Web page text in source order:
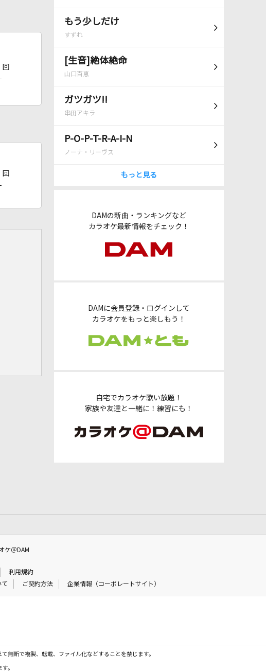
もう少しだけ
すずれ
[生音]絶体絶命
山口百恵
ガツガツ!!
串田アキラ
P-O-P-T-R-A-I-N
ノーナ・リーヴス
もっと見る
DAMの新曲・ランキングなど
カラオケ最新情報をチェック！
DAMに会員登録・ログインして
カラオケをもっと楽しもう！
自宅でカラオケ歌い放題！
家族や友達と一緒に！練習にも！
回
回
ケ＠DAM
利用規約
て ご契約方法 企業情報（コーポレートサイト）
無断で複製、転載、ファイル化などすることを禁じます。
。